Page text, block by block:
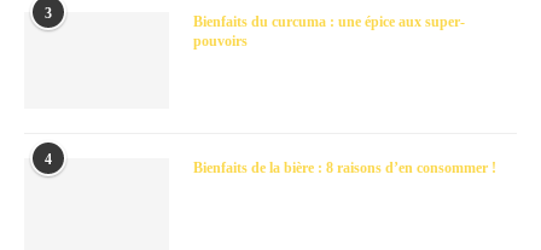
3
Bienfaits du curcuma : une épice aux super-
pouvoirs
4 Bienfaits de la bière : 8 raisons d’en consommer !